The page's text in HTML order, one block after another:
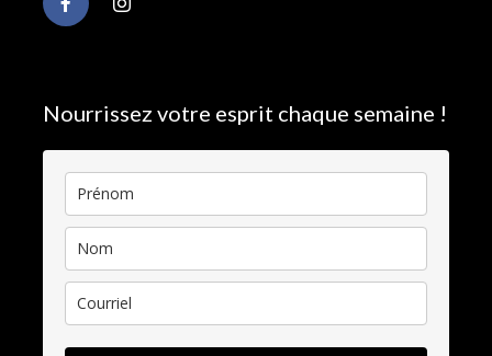
Nourrissez votre esprit chaque semaine !